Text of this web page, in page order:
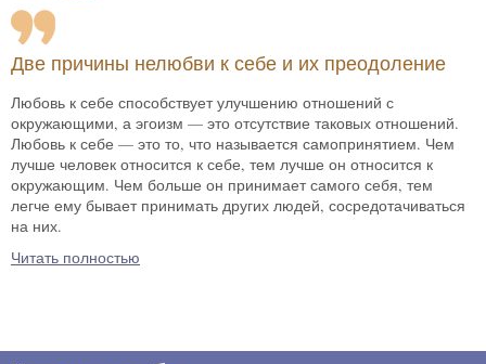
Две причины нелюбви к себе и их преодоление
Любовь к себе способствует улучшению отношений с
окружающими, а эгоизм — это отсутствие таковых отношений.
Любовь к себе — это то, что называется самопринятием. Чем
лучше человек относится к себе, тем лучше он относится к
окружающим. Чем больше он принимает самого себя, тем
легче ему бывает принимать других людей, сосредотачиваться
на них.
Читать полностью